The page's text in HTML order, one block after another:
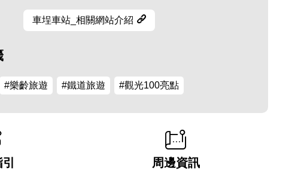
車埕車站_相關網站介紹
#樂齡旅遊 #鐵道旅遊 #觀光100亮點
周邊資訊